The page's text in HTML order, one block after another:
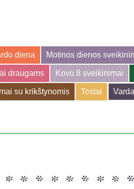
diena Motinos dienos
draugams Kovo 8 sveikinimai
su krikštynomis Tostai